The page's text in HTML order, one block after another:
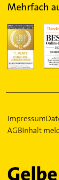
Mehrfach
Impressum
AGBInhalt